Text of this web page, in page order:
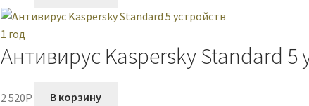
Антивирус Kaspersky Standard 5
2 520P В корзину